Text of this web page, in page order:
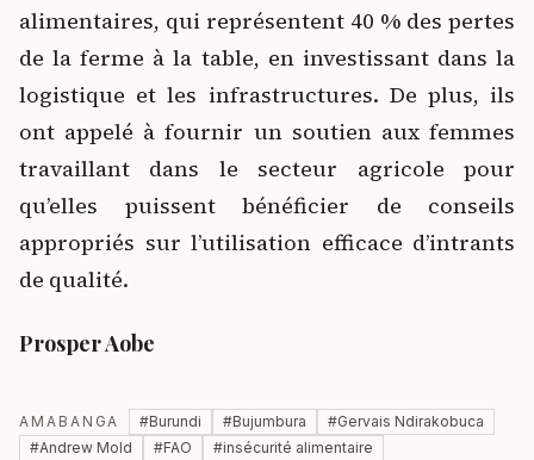
alimentaires, qui représentent 40 % des pertes
de la ferme à la table, en investissant dans la
logistique et les infrastructures. De plus, ils
ont appelé à fournir un soutien aux femmes
travaillant dans le secteur agricole pour
qu’elles puissent bénéficier de conseils
appropriés sur l’utilisation efficace d’intrants
de qualité.
Prosper Aobe
AMABANGA #Burundi #Bujumbura #Gervais Ndirakobuca
#Andrew Mold #FAO #insécurité alimentaire